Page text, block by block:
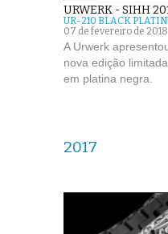
URWERK - SIHH
UR-210 BLACK
07 de fevereiro de 2018
A Urwerk
nova edição
em platina negra.
2017